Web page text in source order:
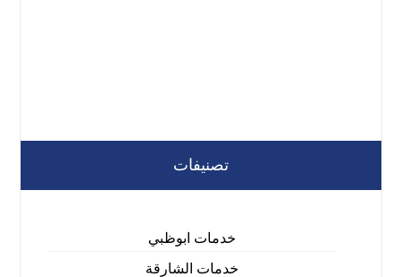
تصنيفات
خدمات ابوظبي
خدمات الشارقة